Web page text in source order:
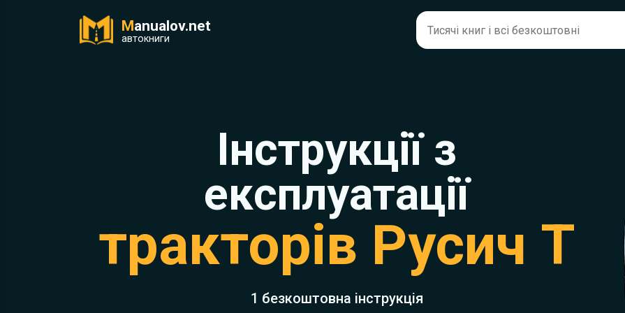
Manualov.net
автокниги
Інструкції з
експлуатації
тракторів Русич Т
1 безкоштовна інструкція